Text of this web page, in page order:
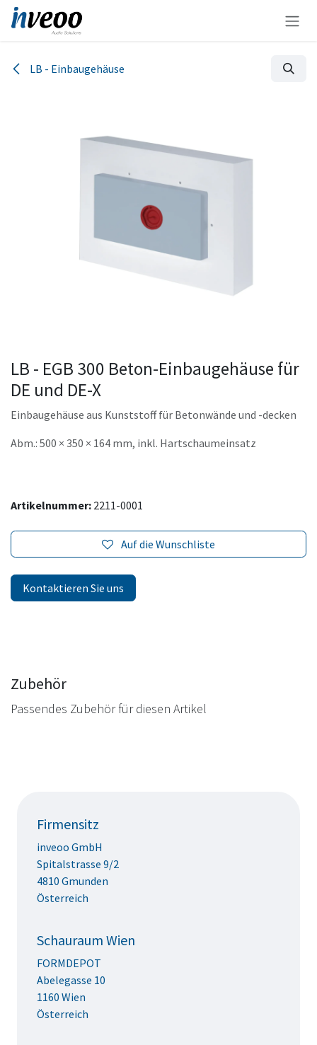
Zum Inhalt springen
LB - Einbaugehäuse
LB - EGB 300 Beton-Einbaugehäuse für
DE und DE-X
Einbaugehäuse aus Kunststoff für Betonwände und -decken
Abm.: 500 × 350 × 164 mm, inkl. Hartschaumeinsatz
Artikelnummer: 2211-0001
Auf die Wunschliste
Kontaktieren Sie uns
Zubehör
Passendes Zubehör für diesen Artikel
Firmensitz
inveoo GmbH
Spitalstrasse 9/2
4810 Gmunden
Österreich
Schauraum Wien
FORMDEPOT
Abelegasse 10
1160 Wien
Österreich